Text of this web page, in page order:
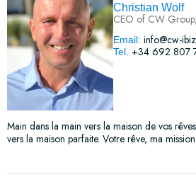
Christian Wolf
CEO of CW
Email: info@cw-
Tel. +34 692 807
Main dans la main vers la maison de vos
vers la maison parfaite. Votre rêve, ma